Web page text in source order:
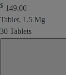
$ 149.00
Tablet, 1.5 Mg
30 Tablets